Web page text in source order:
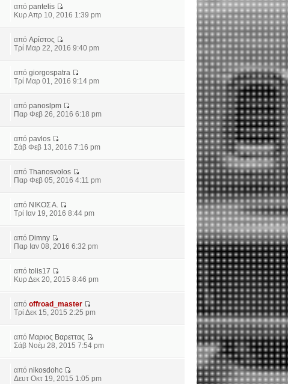
απόpantelis
Κυρ Απρ 10, 2016 1:39 pm
απόΑρίστος
Τρί Μαρ 22, 2016 9:40 pm
απόgiorgospatra
Τρί Μαρ 01, 2016 9:14 pm
απόpanoslpm
Παρ Φεβ 26, 2016 6:18 pm
απόpavlos
Σάβ Φεβ 13, 2016 7:16 pm
απόThanosvolos
Παρ Φεβ 05, 2016 4:11 pm
από ΝΙΚΟΣ Α.
Τρί Ιαν 19, 2016 8:44 pm
από Dimny
Παρ Ιαν 08, 2016 6:32 pm
απόtolis17
Κυρ Δεκ 20, 2015 8:46 pm
απόoffroad_master
Τρί Δεκ 15, 2015 2:25 pm
από Μαριος Βαρεττας
Σάβ Νοέμ 28, 2015 7:54 pm
απόnikosdohc
Δευτ Οκτ 19, 2015 1:05 pm